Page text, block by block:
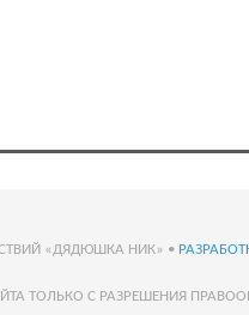
«ДЯДЮШКА НИК» •
ТОЛЬКО С РАЗРЕШЕНИЯ